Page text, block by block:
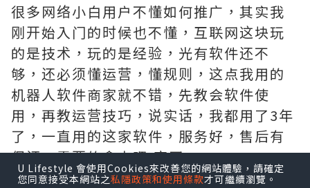
很多网络小白用户不懂如何推广，其实我
刚开始入门的时候也不懂，互联网这块玩
的是技术，玩的是经验，光有软件还不
够，还必须懂运营，懂规则，这点我用的
机器人软件商家就不错，先教会软件使
用，再教运营技巧，说实话，我都用了3年
了，一直用的这家软件，服务好，售后有
保证，需要的拿去吧,官网
http://www.vst.tw
U Lifestyle 會使用Cookies來改善您的網站體驗，請確定
您同意接受本網站之私隱政策和使用條款才可繼續瀏覽。